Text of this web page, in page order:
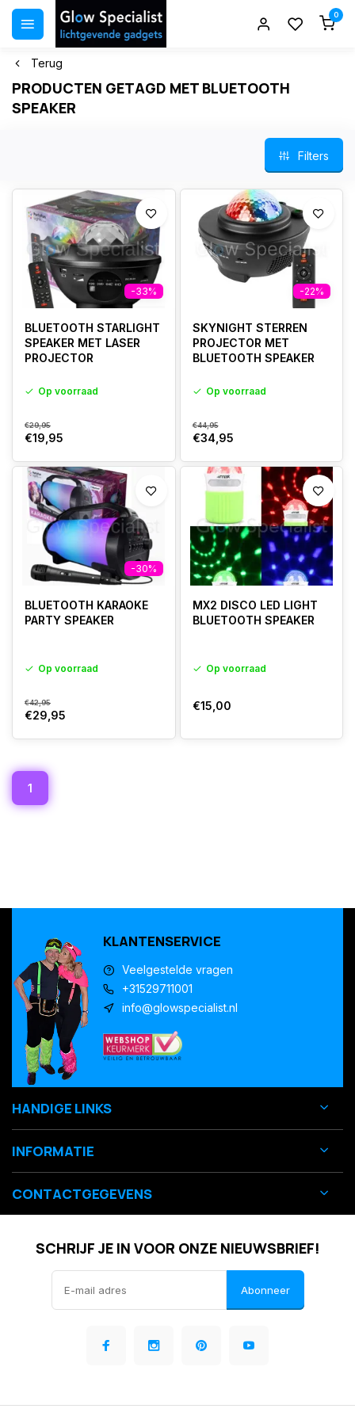
0
Terug
PRODUCTEN GETAGD MET BLUETOOTH
SPEAKER
Filters
-33%
BLUETOOTH STARLIGHT
SPEAKER MET LASER
PROJECTOR
Op voorraad
€29,95
€19,95
-22%
SKYNIGHT STERREN
PROJECTOR MET
BLUETOOTH SPEAKER
Op voorraad
€44,95
€34,95
-30%
BLUETOOTH KARAOKE
PARTY SPEAKER
Op voorraad
€42,95
€29,95
MX2 DISCO LED LIGHT
BLUETOOTH SPEAKER
Op voorraad
€15,00
1
KLANTENSERVICE
Veelgestelde vragen
+31529711001
info@glowspecialist.nl
HANDIGE LINKS
INFORMATIE
CONTACTGEGEVENS
SCHRIJF JE IN VOOR ONZE NIEUWSBRIEF!
Abonneer